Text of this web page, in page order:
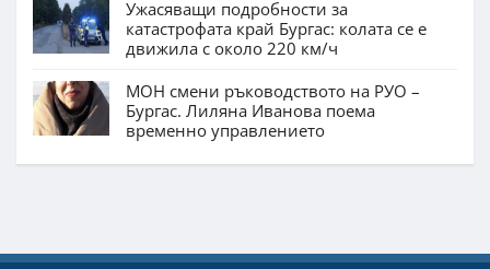
Ужасяващи подробности за
катастрофата край Бургас: колата се е
движила с около 220 км/ч
МОН смени ръководството на РУО –
Бургас. Лиляна Иванова поема
временно управлението